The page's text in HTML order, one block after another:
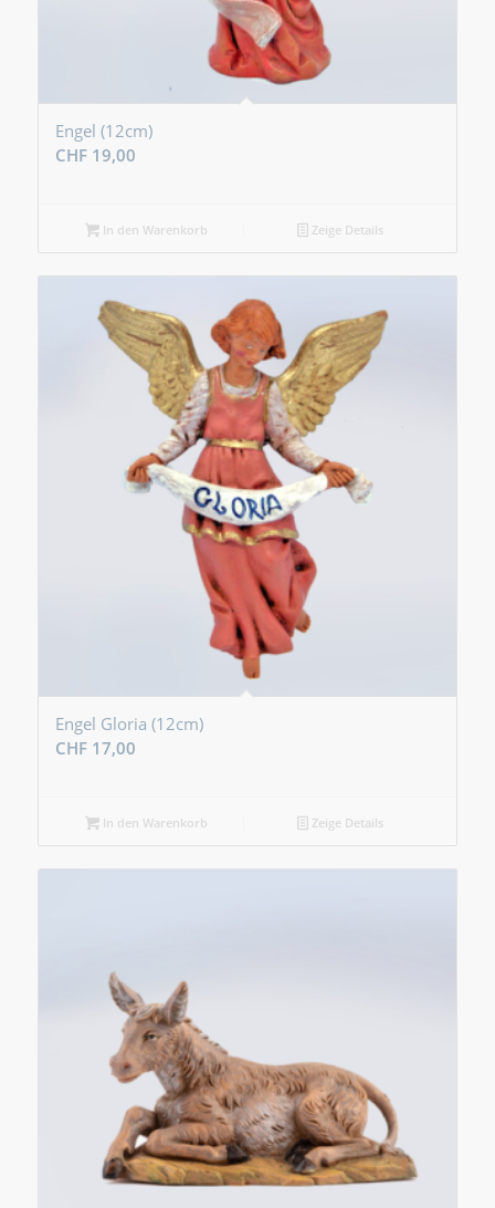
Engel (12cm)
CHF19,00
In den Warenkorb Zeige Details
Engel Gloria (12cm)
CHF17,00
In den Warenkorb Zeige Details